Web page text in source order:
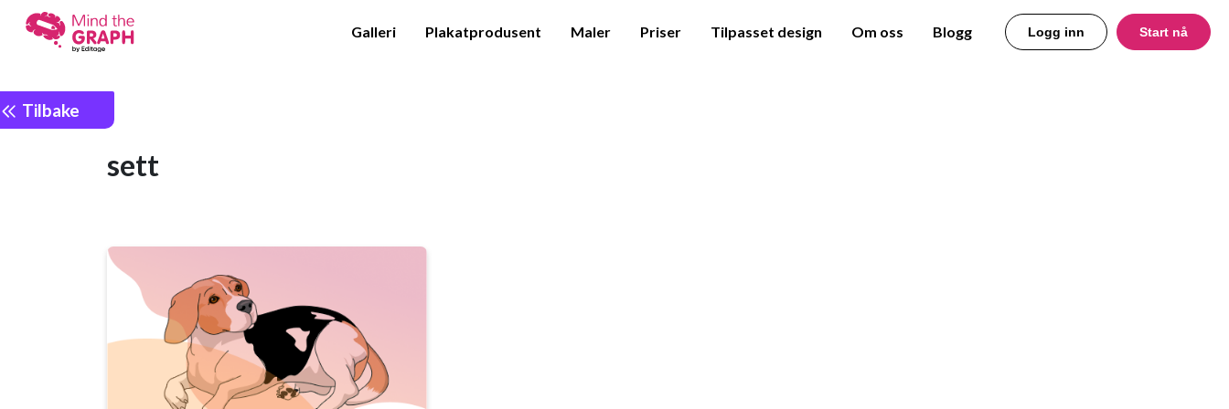
Galleri Plakatprodusent Maler Priser Tilpasset design Om oss Blogg Logg inn Start nå
Tilbake
sett